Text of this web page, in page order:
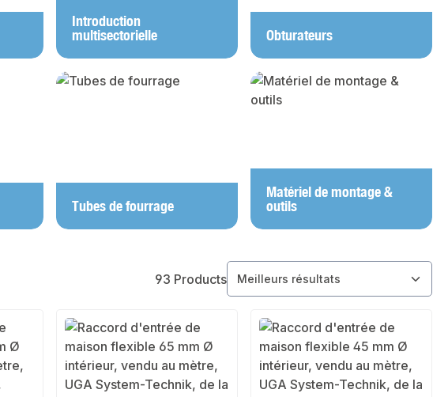
Introduction
multisectorielle
Obturateurs
Tubes de fourrage
Matériel de montage &
outils
93 Products